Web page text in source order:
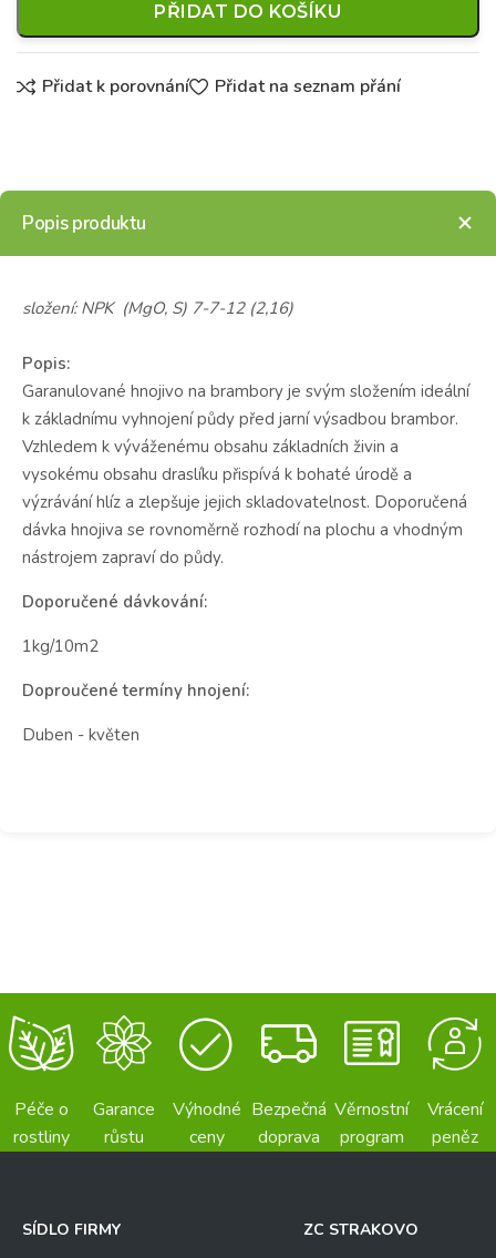
PŘIDAT DO KOŠÍKU
Přidat k porovnání Přidat na seznam přání
Popis produktu
složení: NPK (MgO, S) 7-7-12 (2,16)
Popis:
Garanulované hnojivo na brambory je svým složením ideální
k základnímu vyhnojení půdy před jarní výsadbou brambor.
Vzhledem k výváženému obsahu základních živin a
vysokému obsahu draslíku přispívá k bohaté úrodě a
výzrávání hlíz a zlepšuje jejich skladovatelnost. Doporučená
dávka hnojiva se rovnoměrně rozhodí na plochu a vhodným
nástrojem zapraví do půdy.
Doporučené dávkování:
1kg/10m2
Doproučené termíny hnojení:
Duben - květen
Péče o
rostliny
Garance
růstu
Výhodné
ceny
Bezpečná
doprava
Věrnostní
program
Vrácení
peněz
SÍDLO FIRMY
ZC STRAKOVO